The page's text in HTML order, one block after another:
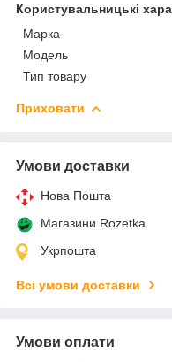
Користувальницькі
Марка
Мoдель
Тип товару
Приховати
Умови доставки
Нова Пошта
Магазини Rozetka
Укрпошта
Всі умови доставки
Умови оплати